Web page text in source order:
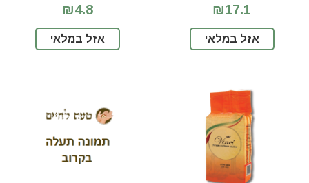
₪17.1
אזל במלאי
₪4.8
אזל במלאי